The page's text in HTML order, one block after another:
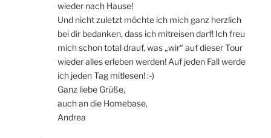
wieder nach Hause!
Und nicht zuletzt möchte ich mich ganz herzlich
bei dir bedanken, dass ich mitreisen darf! Ich freu
mich schon total drauf, was „wir“ auf dieser Tour
wieder alles erleben werden! Auf jeden Fall werde
ich jeden Tag mitlesen! :-)
Ganz liebe Grüße,
auch an die Homebase,
Andrea